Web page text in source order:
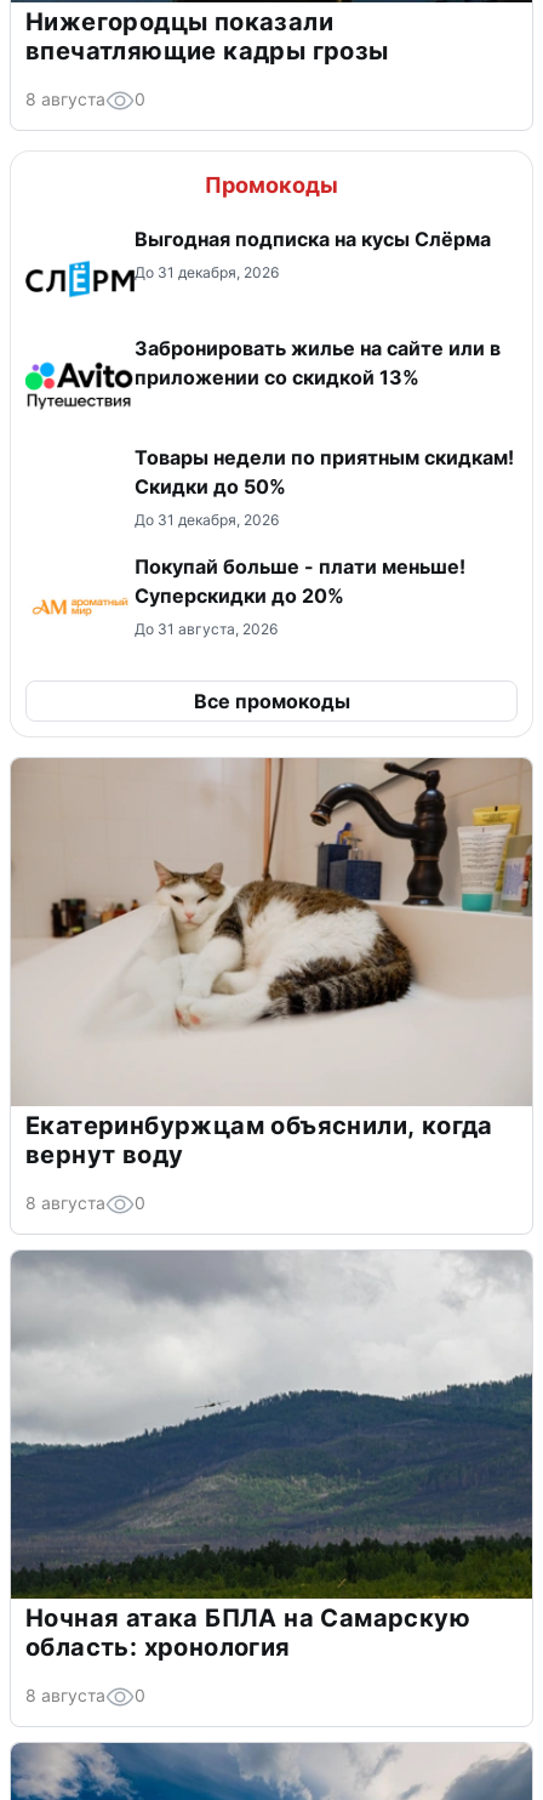
Нижегородцы показали
впечатляющие кадры грозы
8 августа 0
Промокоды
Выгодная подписка на кусы Слёрма
До 31 декабря, 2026
Забронировать жилье на сайте или в
приложении со скидкой 13%
Товары недели по приятным скидкам!
Скидки до 50%
До 31 декабря, 2026
Покупай больше - плати меньше!
Суперскидки до 20%
До 31 августа, 2026
Все промокоды
Екатеринбуржцам объяснили, когда
вернут воду
8 августа 0
Ночная атака БПЛА на Самарскую
область: хронология
8 августа 0